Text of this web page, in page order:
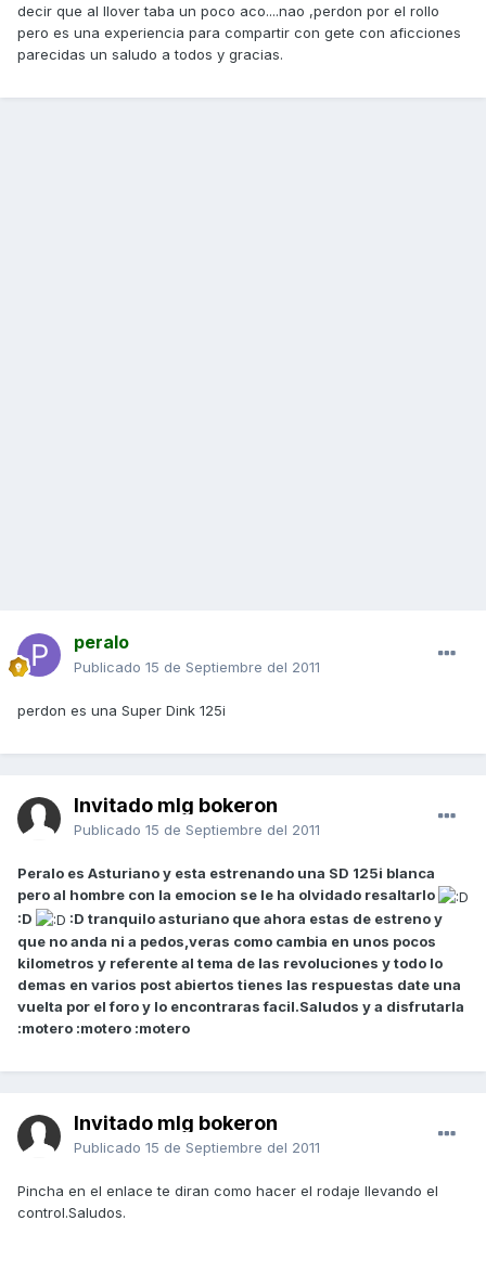
decir que al llover taba un poco aco....nao ,perdon por el rollo
pero es una experiencia para compartir con gete con aficciones
parecidas un saludo a todos y gracias.
peralo
Publicado 15 de Septiembre del 2011
perdon es una Super Dink 125i
Invitado mlg bokeron
Publicado 15 de Septiembre del 2011
Peralo es Asturiano y esta estrenando una SD 125i blanca
pero al hombre con la emocion se le ha olvidado resaltarlo
:D
:D tranquilo asturiano que ahora estas de estreno y
que no anda ni a pedos,veras como cambia en unos pocos
kilometros y referente al tema de las revoluciones y todo lo
demas en varios post abiertos tienes las respuestas date una
vuelta por el foro y lo encontraras facil.Saludos y a disfrutarla
:motero :motero :motero
Invitado mlg bokeron
Publicado 15 de Septiembre del 2011
Pincha en el enlace te diran como hacer el rodaje llevando el
control.Saludos.